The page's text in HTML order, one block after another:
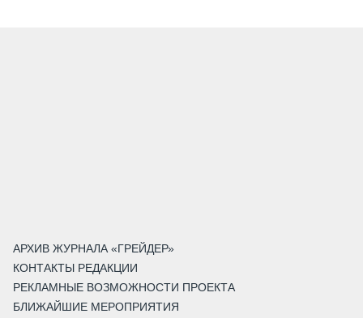
АРХИВ ЖУРНАЛА «ГРЕЙДЕР»
КОНТАКТЫ РЕДАКЦИИ
РЕКЛАМНЫЕ ВОЗМОЖНОСТИ ПРОЕКТА
БЛИЖАЙШИЕ МЕРОПРИЯТИЯ